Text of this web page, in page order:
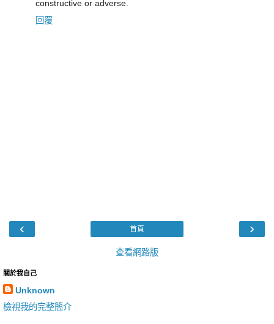
constructive or adverse.
回覆
‹ ›
首頁
查看網路版
關於我自己
Unknown
檢視我的完整簡介